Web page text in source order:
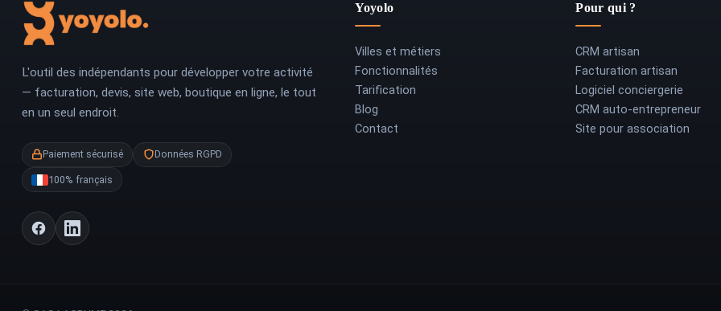
L'outil des indépendants pour développer votre activité
— facturation, devis, site web, boutique en ligne, le tout
en un seul endroit.
Paiement sécurisé Données RGPD
100% français
Yoyolo
Villes et métiers
Fonctionnalités
Tarification
Blog
Contact
Pour qui ?
CRM artisan
Facturation artisan
Logiciel conciergerie
CRM auto-entrepreneur
Site pour association